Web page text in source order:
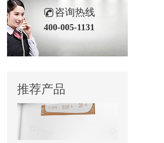
咨询热线
400-005-1131
推荐产品